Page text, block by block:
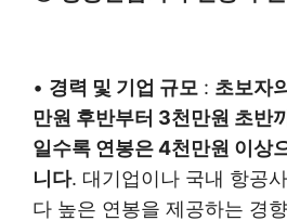
• 경력 및 기업 규모 : 초보자
만원 후반부터 3천만원 초반
일수록 연봉은 4천만원 이상
니다. 대기업이나 국내 항공
다 높은 연봉을 제공하는 경